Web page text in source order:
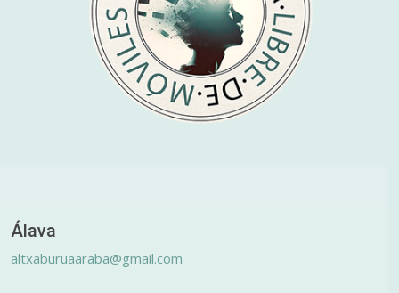
Álava
altxaburuaaraba@gmail.com